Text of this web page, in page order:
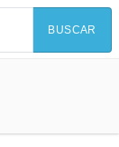
BUSCAR